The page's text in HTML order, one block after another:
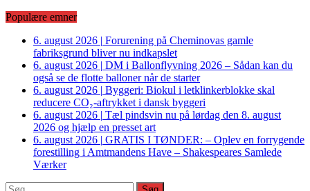
Populære emner
6. august 2026 | Forurening på Cheminovas gamle
fabriksgrund bliver nu indkapslet
6. august 2026 | DM i Ballonflyvning 2026 – Sådan kan du
også se de flotte balloner når de starter
6. august 2026 | Byggeri: Biokul i letklinkerblokke skal
reducere CO₂-aftrykket i dansk byggeri
6. august 2026 | Tæl pindsvin nu på lørdag den 8. august
2026 og hjælp en presset art
6. august 2026 | GRATIS I TØNDER: – Oplev en forrygende
forestilling i Amtmandens Have – Shakespeares Samlede
Værker
Søg